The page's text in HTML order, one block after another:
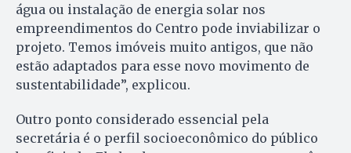
água ou instalação de energia solar nos
empreendimentos do Centro pode inviabilizar o
projeto. Temos imóveis muito antigos, que não
estão adaptados para esse novo movimento de
sustentabilidade”, explicou.
Outro ponto considerado essencial pela
secretária é o perfil socioeconômico do público